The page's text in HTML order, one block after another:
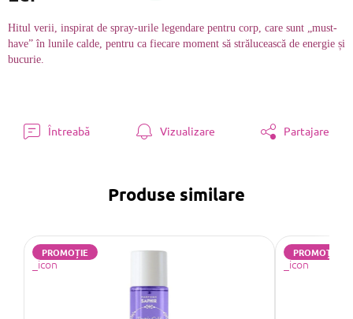
preţ:
Hitul verii, inspirat de spray-urile legendare pentru corp, care sunt „must-
have” în lunile calde, pentru ca fiecare moment să strălucească de energie și
bucurie.
Întreabă Vizualizare Partajare
Produse similare
PROMOȚIE PROMOȚIE